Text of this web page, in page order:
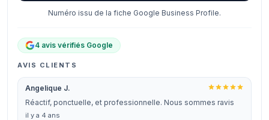
Numéro issu de la fiche Google Business Profile.
4 avis vérifiés Google
AVIS CLIENTS
Angelique J.
Réactif, ponctuelle, et professionnelle. Nous sommes ravis
il y a 4 ans